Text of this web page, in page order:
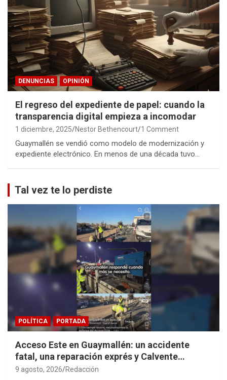
DENUNCIAS OPINIÓN
El regreso del expediente de papel: cuando la
transparencia digital empieza a incomodar
1 diciembre, 2025 Nestor Bethencourt 1 Comment
Guaymallén se vendió como modelo de modernización y
expediente electrónico. En menos de una década tuvo…
Tal vez te lo perdiste
POLÍTICA PORTADA
Acceso Este en Guaymallén: un accidente
fatal, una reparación exprés y Calvente
haciendo propaganda personal
9 agosto, 2026 Redacción